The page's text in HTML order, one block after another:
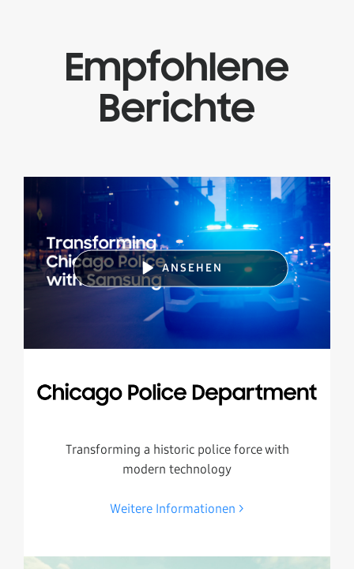
Empfohlene
Berichte
ANSEHEN
Transforming a historic police force with
modern technology
Weitere Informationen